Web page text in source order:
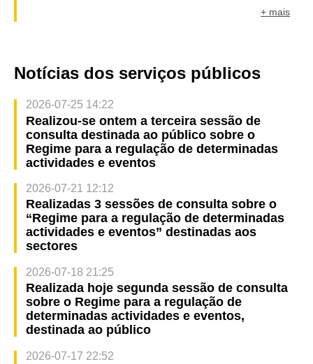
+ mais
Notícias dos serviços públicos
2026-07-25 14:22
Realizou-se ontem a terceira sessão de
consulta destinada ao público sobre o
Regime para a regulação de determinadas
actividades e eventos
2026-07-21 12:12
Realizadas 3 sessões de consulta sobre o
“Regime para a regulação de determinadas
actividades e eventos” destinadas aos
sectores
2026-07-18 21:25
Realizada hoje segunda sessão de consulta
sobre o Regime para a regulação de
determinadas actividades e eventos,
destinada ao público
2026-07-17 22:52